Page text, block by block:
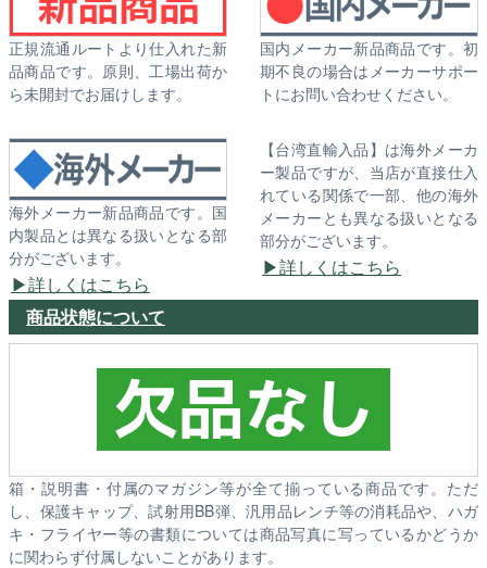
正規流通ルートより仕入れた新
品商品です。原則、工場出荷か
ら未開封でお届けします。
国内メーカー新品商品です。初
期不良の場合はメーカーサポー
トにお問い合わせください。
海外メーカー新品商品です。国
内製品とは異なる扱いとなる部
分がございます。
詳しくはこちら
【台湾直輸入品】は海外メーカ
ー製品ですが、当店が直接仕入
れている関係で一部、他の海外
メーカーとも異なる扱いとなる
部分がございます。
詳しくはこちら
商品状態について
箱・説明書・付属のマガジン等が全て揃っている商品です。ただ
し、保護キャップ、試射用BB弾、汎用品レンチ等の消耗品や、ハガ
キ・フライヤー等の書類については商品写真に写っているかどうか
に関わらず付属しないことがあります。